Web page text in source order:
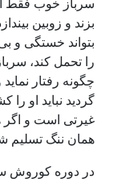
سرباز خوب فقط
بزند و زوبین
بتواند خستگی و
را تحمل کند،
چگونه رفتار
گردید نباید او
غیرتی است و اگر
همان ننگ